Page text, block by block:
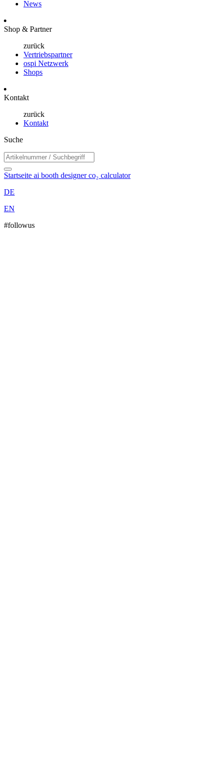
News
Shop & Partner
zurück
Vertriebspartner
ospi Netzwerk
Shops
Kontakt
zurück
Kontakt
Suche
Startseite ai booth designerco₂ calculator
DE
EN
#followus